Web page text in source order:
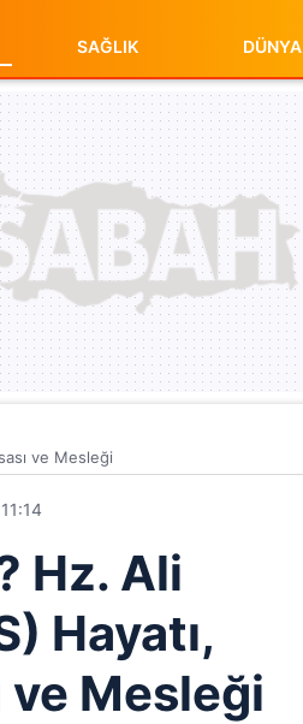
SAĞLIK DÜNYA
ve Mesleği
11:14
Hz. Ali
Hayatı,
ve Mesleği